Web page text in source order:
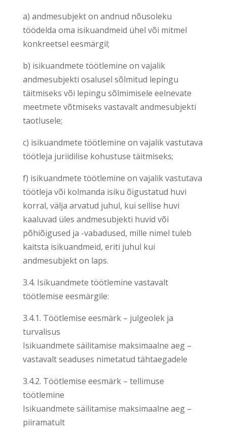
a) andmesubjekt on andnud nõusoleku
töödelda oma isikuandmeid ühel või mitmel
konkreetsel eesmärgil;
b) isikuandmete töötlemine on vajalik
andmesubjekti osalusel sõlmitud lepingu
täitmiseks või lepingu sõlmimisele eelnevate
meetmete võtmiseks vastavalt andmesubjekti
taotlusele;
c) isikuandmete töötlemine on vajalik vastutava
töötleja juriidilise kohustuse täitmiseks;
f) isikuandmete töötlemine on vajalik vastutava
töötleja või kolmanda isiku õigustatud huvi
korral, välja arvatud juhul, kui sellise huvi
kaaluvad üles andmesubjekti huvid või
põhiõigused ja -vabadused, mille nimel tuleb
kaitsta isikuandmeid, eriti juhul kui
andmesubjekt on laps.
3.4. Isikuandmete töötlemine vastavalt
töötlemise eesmärgile:
3.4.1. Töötlemise eesmärk – julgeolek ja
turvalisus
Isikuandmete säilitamise maksimaalne aeg –
vastavalt seaduses nimetatud tähtaegadele
3.4.2. Töötlemise eesmärk – tellimuse
töötlemine
Isikuandmete säilitamise maksimaalne aeg –
piiramatult